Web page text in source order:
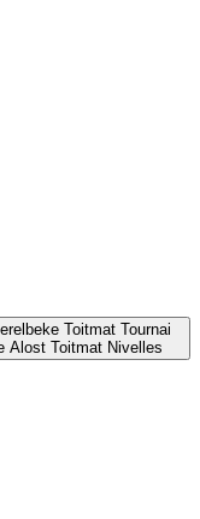
Toitmat Tournai
Alost Toitmat Nivelles